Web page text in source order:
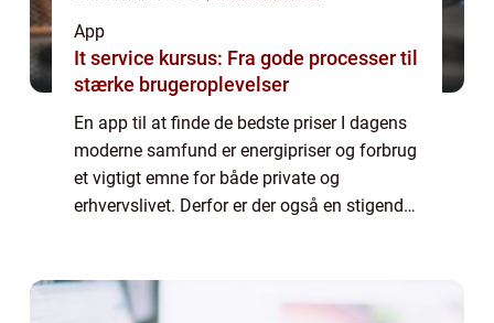
App
It service kursus: Fra gode processer til
stærke brugeroplevelser
En app til at finde de bedste priser I dagens
moderne samfund er energipriser og forbrug
et vigtigt emne for både private og
erhvervslivet. Derfor er der også en stigende